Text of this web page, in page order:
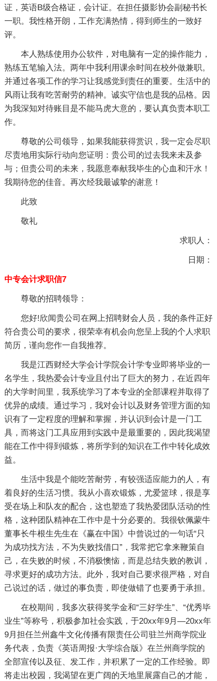
证，英语B级合格证，会计证。在担任摄影协会副秘书长
一职。我性格开朗，工作充满热情，得到师生的一致好
评。
本人熟练使用办公软件，对电脑有一定的操作能力，
熟练五笔输入法。两年中我利用课余时间在校外做兼职。
并通过各项工作的学习让我感觉到责任的重要。生活中的
风雨让我有吃苦耐劳的精神。诚实守信也是我的品格。因
为我深知对待账目是不能马虎大意的，要认真负责本职工
作。
尊敬的公司领导，如果我能获得赏识，我一定会尽职
尽责地用实际行动向您证明：贵公司的过去我来未及参
与；但贵公司的未来，我愿意奉献我毕生的心血和汗水！
我期待您的佳音。再次经我最诚挚的谢意！
此致
敬礼
求职人：
日期：
中专会计求职信7
尊敬的招聘领导：
您好!欣闻贵公司在网上招聘财会人员，我的条件正好
符合贵公司的要求，很荣幸有机会向您呈上我的个人求职
简历，谨向您作一自我推荐。
我是江西财经大学会计学院会计学专业即将毕业的一
名学生，我热爱会计专业且付出了巨大的努力，在近四年
的大学时间里，我系统学习了本专业的全部课程并取得了
优异的成绩。通过学习，我对会计以及财务管理方面的知
识有了一定程度的理解和掌握，并认识到会计是一门工
具，而将这门工具应用到实践中是最重要的，因此我渴望
能在工作中得到锻炼，将所学到的知识在工作中转化成效
益。
生活中我是个能吃苦耐劳，有较强适应能力的人，有
着良好的生活习惯。我从小喜欢锻炼，尤爱篮球，很是享
受在场上和队友的配合，这也塑造了我热爱团队活动的性
格，这种团队精神在工作中是十分必要的。我很钦佩蒙牛
董事长牛根生先生在《赢在中国》中曾说过的一句话“只
为成功找方法，不为失败找借口”，我常把它拿来鞭策自
己，在失败的时候，不消极懊恼，而是总结失败的教训，
寻求更好的成功方法。此外，我对自己要求很严格，对自
己说过的话，做过的事负责，即使做错了也要勇于承担。
在校期间，我多次获得奖学金和“三好学生”、“优秀毕
业生”等称号，积极参加社会实践，于20xx年9月—20xx年
9月担任兰州鑫牛文化传播有限责任公司驻兰州商学院业
务代表，负责《英语周报·大学综合版》在兰州商学院的
全部宣传以及征、发工作，并积累了一定的工作经验。即
将走出校园，我渴望在更广阔的天地里展露自己的才能，